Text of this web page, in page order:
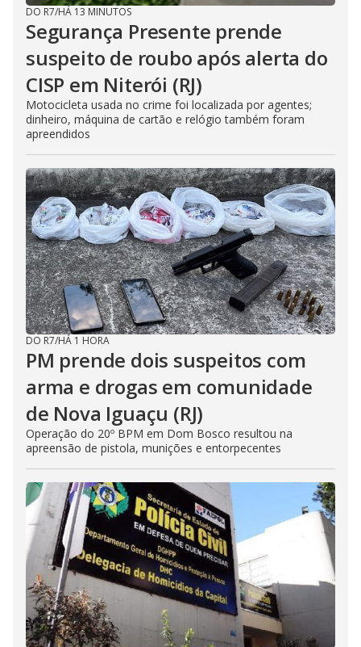
DO R7/HÁ 13 MINUTOS
Segurança Presente prende
suspeito de roubo após alerta do
CISP em Niterói (RJ)
Motocicleta usada no crime foi localizada por agentes;
dinheiro, máquina de cartão e relógio também foram
apreendidos
DO R7/HÁ 1 HORA
PM prende dois suspeitos com
arma e drogas em comunidade
de Nova Iguaçu (RJ)
Operação do 20º BPM em Dom Bosco resultou na
apreensão de pistola, munições e entorpecentes